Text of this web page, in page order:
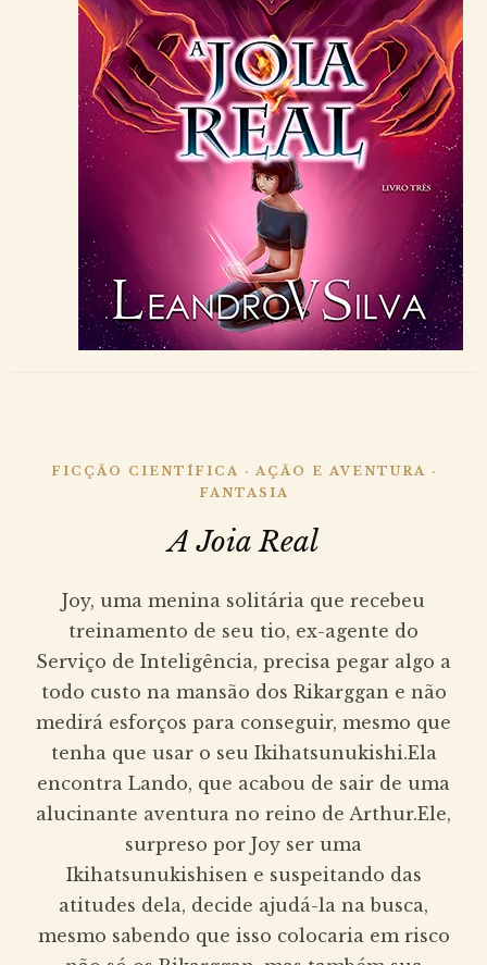
FICÇÃO CIENTÍFICA · AÇÃO E AVENTURA ·
FANTASIA
A Joia Real
Joy, uma menina solitária que recebeu
treinamento de seu tio, ex-agente do
Serviço de Inteligência, precisa pegar algo a
todo custo na mansão dos Rikarggan e não
medirá esforços para conseguir, mesmo que
tenha que usar o seu Ikihatsunukishi.Ela
encontra Lando, que acabou de sair de uma
alucinante aventura no reino de Arthur.Ele,
surpreso por Joy ser uma
Ikihatsunukishisen e suspeitando das
atitudes dela, decide ajudá-la na busca,
mesmo sabendo que isso colocaria em risco